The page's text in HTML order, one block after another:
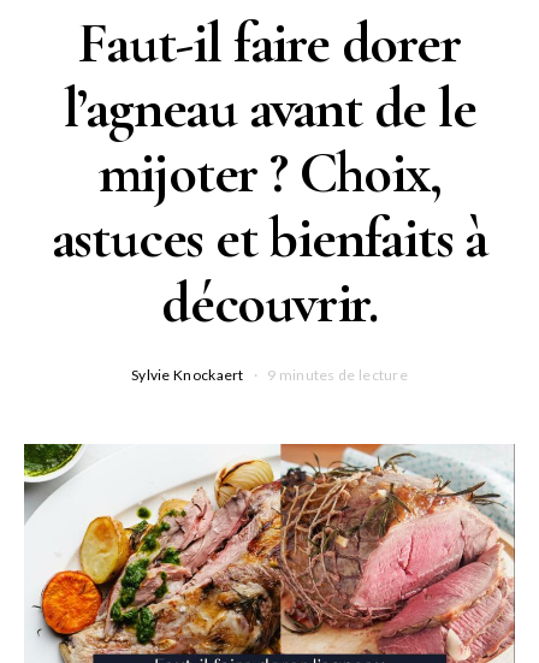
Faut-il faire dorer
l’agneau avant de le
mijoter ? Choix,
astuces et bienfaits à
découvrir.
Sylvie Knockaert 9 minutes de lecture